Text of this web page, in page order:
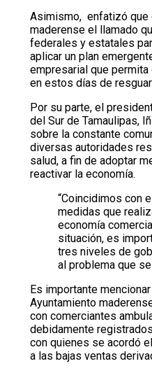
Asimismo, enfatizó que
maderense el llamado
federales y estatales
aplicar un plan
empresarial que
en estos días de
Por su parte, el
del Sur de Tamaulipas,
sobre la constante
diversas autoridades
salud, a fin de adoptar
reactivar la economía.
“Coincidimos con
medidas que
economía
situación, es
tres niveles de
al problema que
Es importante
Ayuntamiento
con comerciantes
debidamente
con quienes se acordó
a las bajas ventas